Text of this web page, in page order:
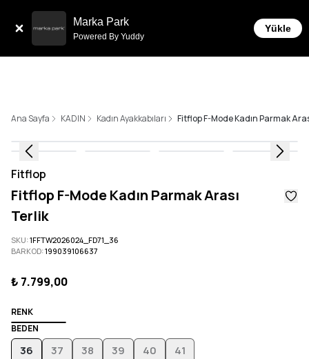
Marka Park
Powered By Yuddy
Yükle
Ana Sayfa KADIN Kadın Ayakkabıları Fitflop F-Mode Kadın Parmak
Fitflop
Fitflop F-Mode Kadın Parmak Arası
Terlik
SKU:1FFTW2026024_FD71_36
BARKOD:199039106637
₺ 7.799,00
RENK
BEDEN
36 37 38 39 40 41